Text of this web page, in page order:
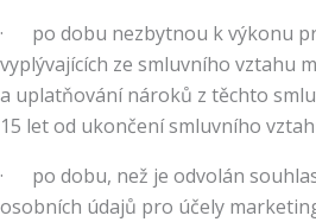
· po dobu nezbytnou k výkonu
vyplývajících ze smluvního vztahu
a uplatňování nároků z těchto
15 let od ukončení smluvního
· po dobu, než je odvolán
osobních údajů pro účely